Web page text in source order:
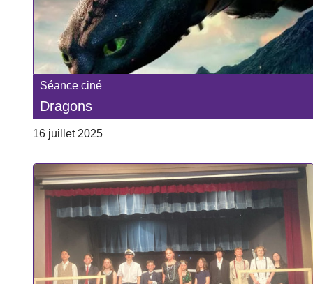
Séance ciné
Dragons
16 juillet 2025